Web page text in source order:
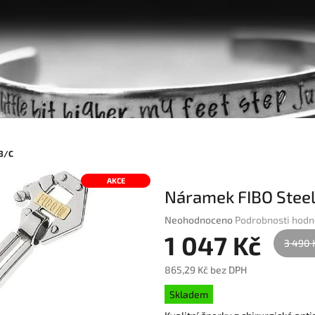
C
AKCE
Náramek FIBO
Průměrné
produktu
0,0
5
Neohodnoceno Podrobnosti
1 047 Kč 3 490
865,29 Kč bez DPH
Měrná
cena:
Skladem